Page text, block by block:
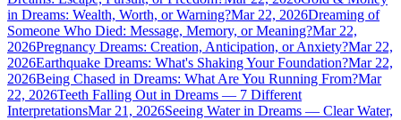
in Dreams: Wealth, Worth, or Warning?Mar 22, 2026Dreaming of
Someone Who Died: Message, Memory, or Meaning?Mar 22,
2026Pregnancy Dreams: Creation, Anticipation, or Anxiety?Mar 22,
2026Earthquake Dreams: What's Shaking Your Foundation?Mar 22,
2026Being Chased in Dreams: What Are You Running From?Mar
22, 2026Teeth Falling Out in Dreams — 7 Different
InterpretationsMar 21, 2026Seeing Water in Dreams — Clear Water,